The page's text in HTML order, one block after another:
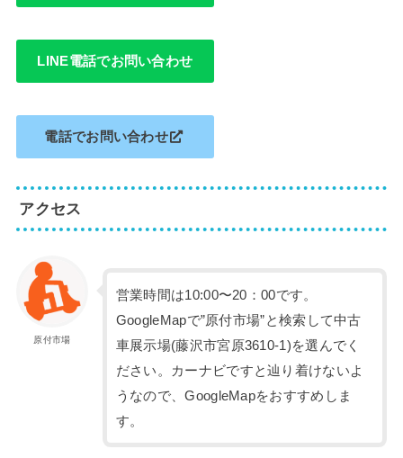
LINE電話でお問い合わせ
電話でお問い合わせ
アクセス
原付市場
営業時間は10:00〜20：00です。
GoogleMapで”原付市場”と検索して中古
車展示場(藤沢市宮原3610-1)を選んでく
ださい。カーナビですと辿り着けないよ
うなので、GoogleMapをおすすめしま
す。